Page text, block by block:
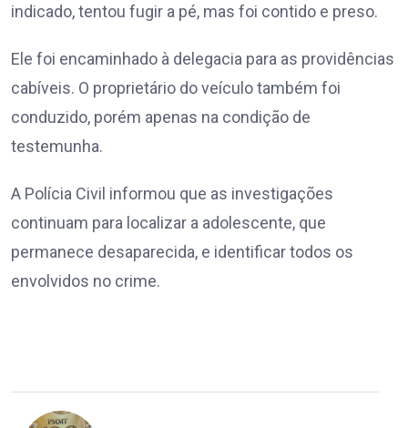
indicado, tentou fugir a pé, mas foi contido e preso.
Ele foi encaminhado à delegacia para as providências
cabíveis. O proprietário do veículo também foi
conduzido, porém apenas na condição de
testemunha.
A Polícia Civil informou que as investigações
continuam para localizar a adolescente, que
permanece desaparecida, e identificar todos os
envolvidos no crime.